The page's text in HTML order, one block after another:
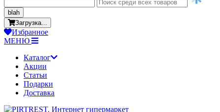
blah
Загрузка...
Избранное
МЕНЮ
Каталог
Акции
Статьи
Подарки
Доставка